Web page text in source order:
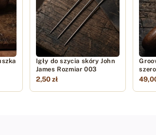
Igły do szycia skóry John
James Rozmiar 003
2,50 zł